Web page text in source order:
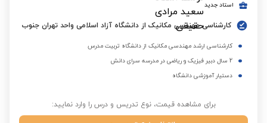
استاد جدید
کارشناسی مهندسی مکانیک از دانشگاه آزاد اسلامی واحد تهران جنوب
کارشناسی ارشد مهندسی مکانیک از دانشگاه تربیت مدرس
2 سال دبیر فیزیک و ریاضی در مدرسه سرای دانش
دستیار آموزشی دانشگاه
برای مشاهده قیمت، نوع تدریس و درس را وارد نمایید: